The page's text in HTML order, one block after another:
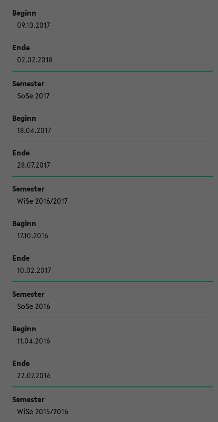
09.10.2017
02.02.2018
SoSe 2017
18.04.2017
28.07.2017
WiSe 2016/2017
17.10.2016
10.02.2017
SoSe 2016
11.04.2016
22.07.2016
WiSe 2015/2016